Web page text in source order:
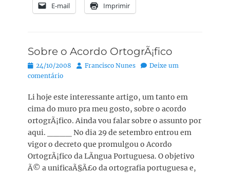
E-mail Imprimir
Sobre o Acordo OrtogrÃ¡fico
Posted
on
24/10/2008 Autor:
Francisco Nunes
Deixe um
comentário
Li hoje este interessante artigo, um tanto em
cima do muro pra meu gosto, sobre o acordo
ortogrÃ¡fico. Ainda vou falar sobre o assunto por
aqui. ____ No dia 29 de setembro entrou em
vigor o decreto que promulgou o Acordo
OrtogrÃ¡fico da LÃ­ngua Portuguesa. O objetivo
Ã© a unificaÃ§Ã£o da ortografia portuguesa e,